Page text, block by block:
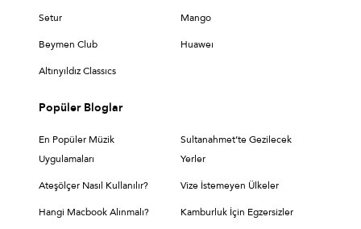
Setur Mango
Beymen Club Huaweı
Altınyıldız Classıcs
Popüler Bloglar
En Popüler Müzik
Uygulamaları
Sultanahmet’te Gezilecek
Yerler
Ateşölçer Nasıl Kullanılır? Vize İstemeyen Ülkeler
Hangi Macbook Alınmalı?
Kamburluk İçin Egzersizler